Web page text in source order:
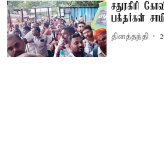
சதுரகிரி
பக்தர்கள்
தினத்தந்தி